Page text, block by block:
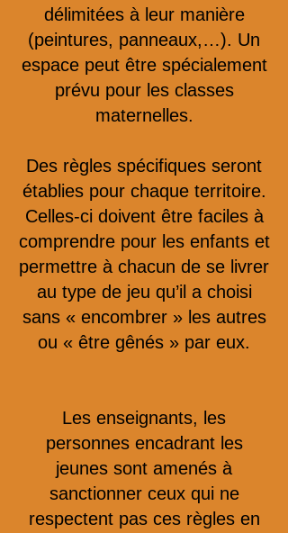
délimitées à leur manière
(peintures, panneaux,…). Un
espace peut être spécialement
prévu pour les classes
maternelles.
Des règles spécifiques seront
établies pour chaque territoire.
Celles-ci doivent être faciles à
comprendre pour les enfants et
permettre à chacun de se livrer
au type de jeu qu’il a choisi
sans « encombrer » les autres
ou « être gênés » par eux.
Les enseignants, les
personnes encadrant les
jeunes sont amenés à
sanctionner ceux qui ne
respectent pas ces règles en